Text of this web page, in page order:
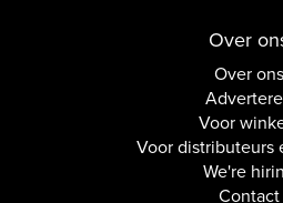
Over
Over ons
Voor
Voor distributeurs
We're
Contact